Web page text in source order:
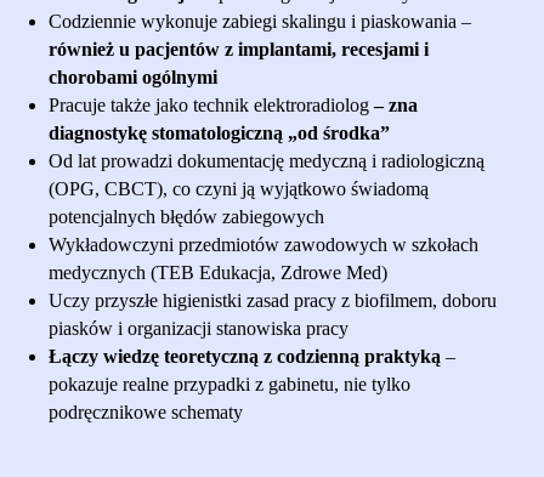
Codziennie wykonuje zabiegi skalingu i piaskowania –
również u pacjentów z implantami, recesjami i
chorobami ogólnymi
Pracuje także jako technik elektroradiolog– zna
diagnostykę stomatologiczną „od środka”
Od lat prowadzi dokumentację medyczną i radiologiczną
(OPG, CBCT), co czyni ją wyjątkowo świadomą
potencjalnych błędów zabiegowych
Wykładowczyni przedmiotów zawodowych w szkołach
medycznych (TEB Edukacja, Zdrowe Med)
Uczy przyszłe higienistki zasad pracy z biofilmem, doboru
piasków i organizacji stanowiska pracy
Łączy wiedzę teoretyczną z codzienną praktyką –
pokazuje realne przypadki z gabinetu, nie tylko
podręcznikowe schematy